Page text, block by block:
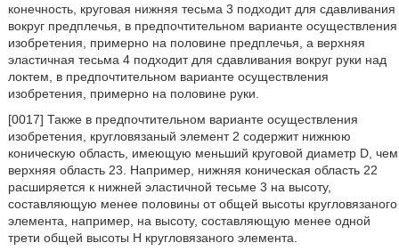
конечность, круговая нижняя тесьма 3 подходит для сдавливания
вокруг предплечья, в предпочтительном варианте осуществления
изобретения, примерно на половине предплечья, а верхняя
эластичная тесьма 4 подходит для сдавливания вокруг руки над
локтем, в предпочтительном варианте осуществления
изобретения, примерно на половине руки.
[0017] Также в предпочтительном варианте осуществления
изобретения, кругловязаный элемент 2 содержит нижнюю
коническую область, имеющую меньший круговой диаметр D, чем
верхняя область 23. Например, нижняя коническая область 22
расширяется к нижней эластичной тесьме 3 на высоту,
составляющую менее половины от общей высоты кругловязаного
элемента, например, на высоту, составляющую менее одной
трети общей высоты Н кругловязаного элемента.